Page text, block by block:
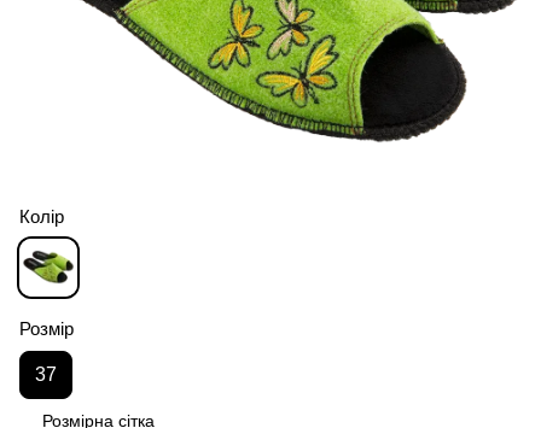
Колір
Розмір
37
Розмірна сітка